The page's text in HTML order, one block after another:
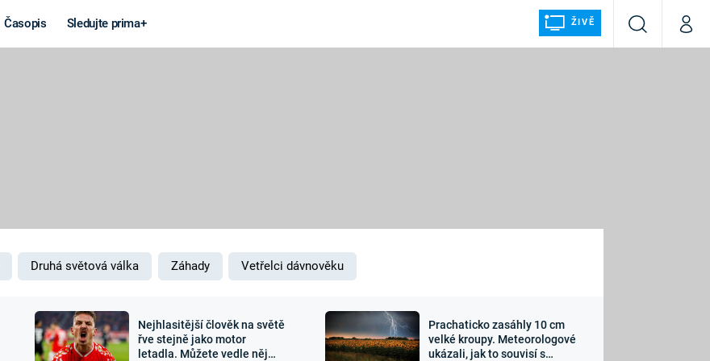
Časopis Sledujte prima+ ŽIVĚ
VyhledáváníMůj
MARS
Záhady a
Zajímavosti Sledujte nás
Druhá světová válka Záhady Vetřelci dávnověku
Nejhlasitější člověk na světě
řve stejně jako motor
letadla. Můžete vedle něj
Prachaticko zasáhly 10 cm
velké kroupy. Meteorologové
ukázali, jak to souvisí s